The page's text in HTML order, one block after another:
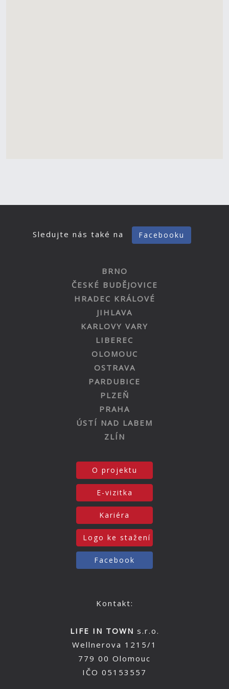
Sledujte nás také na Facebooku
BRNO
ČESKÉ BUDĚJOVICE
HRADEC KRÁLOVÉ
JIHLAVA
KARLOVY VARY
LIBEREC
OLOMOUC
OSTRAVA
PARDUBICE
PLZEŇ
PRAHA
ÚSTÍ NAD LABEM
ZLÍN
O projektu
E-vizitka
Kariéra
Logo ke stažení
Facebook
Kontakt:
LIFE IN TOWN s.r.o.
Wellnerova 1215/1
779 00 Olomouc
IČO 05153557